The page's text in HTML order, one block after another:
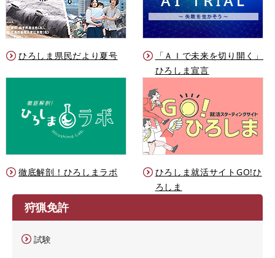
ひろしま県民だより夏号
「ＡＩで未来を切り開く」
ひろしま宣言
徹底解剖！ひろしまラボ
ひろしま就活サイトGO!ひ
ろしま
狩猟免許
試験